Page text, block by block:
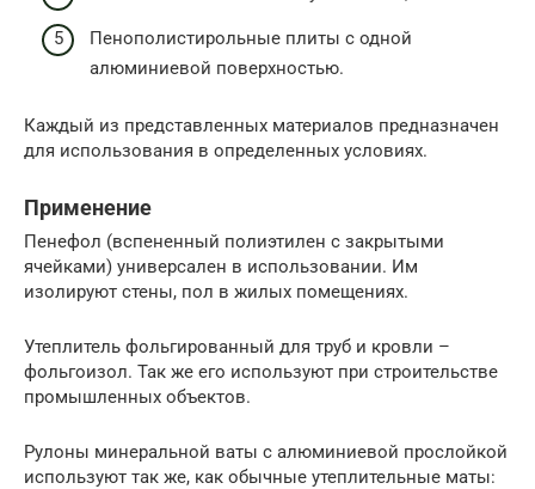
Пенополистирольные плиты с одной
алюминиевой поверхностью.
Каждый из представленных материалов предназначен
для использования в определенных условиях.
Применение
Пенефол (вспененный полиэтилен с закрытыми
ячейками) универсален в использовании. Им
изолируют стены, пол в жилых помещениях.
Утеплитель фольгированный для труб и кровли –
фольгоизол. Так же его используют при строительстве
промышленных объектов.
Рулоны минеральной ваты с алюминиевой прослойкой
используют так же, как обычные утеплительные маты: